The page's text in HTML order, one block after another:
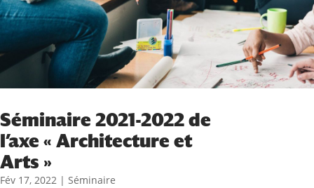
Séminaire 2021-2022 de
l’axe « Architecture et
Arts »
Fév 17, 2022 | Séminaire